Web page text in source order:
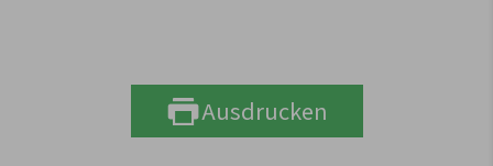
Ausdrucken